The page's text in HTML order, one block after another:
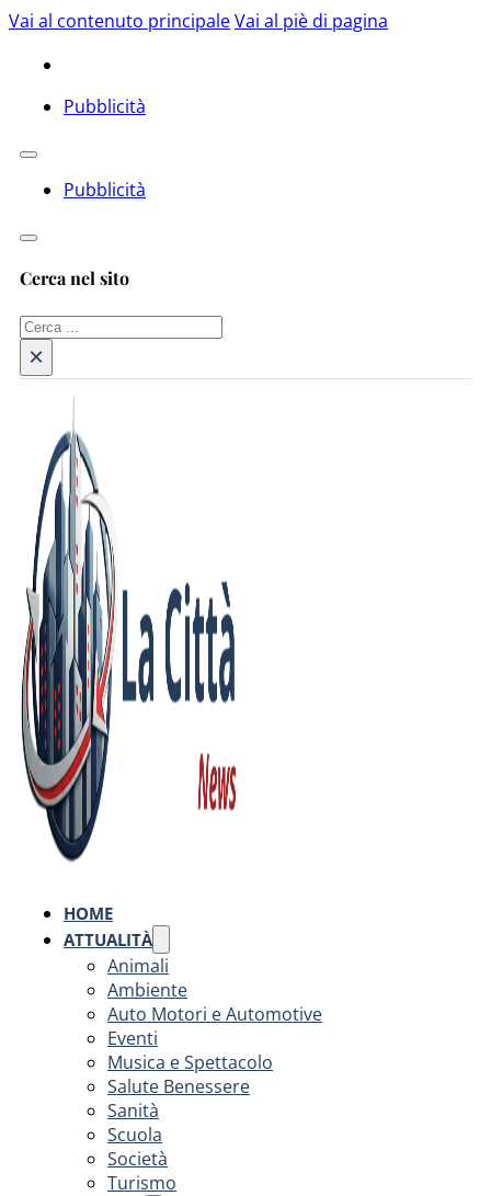
Vai al contenuto principaleVai al piè di pagina
Pubblicità
Pubblicità
Cerca nel sito
Cerca
×
HOME
ATTUALITÀ
Animali
Ambiente
Auto Motori e Automotive
Eventi
Musica e Spettacolo
Salute Benessere
Sanità
Scuola
Società
Turismo